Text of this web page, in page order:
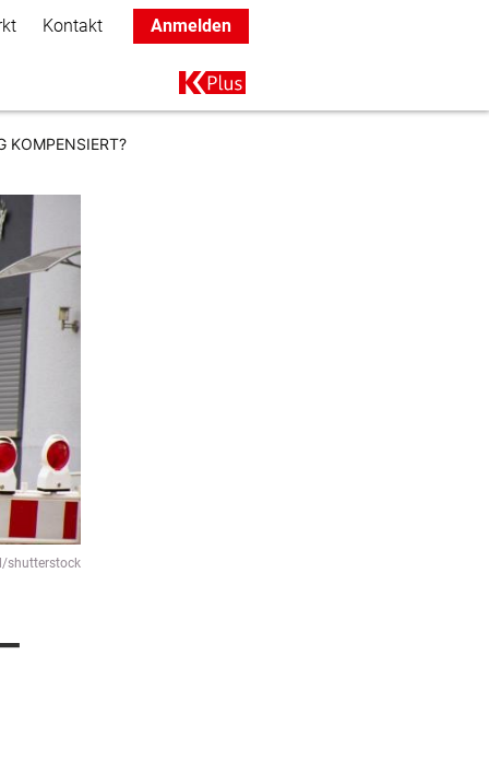
Kontakt Anmelden
Main navigation
K+
KOMPENSIERT?
shutterstock